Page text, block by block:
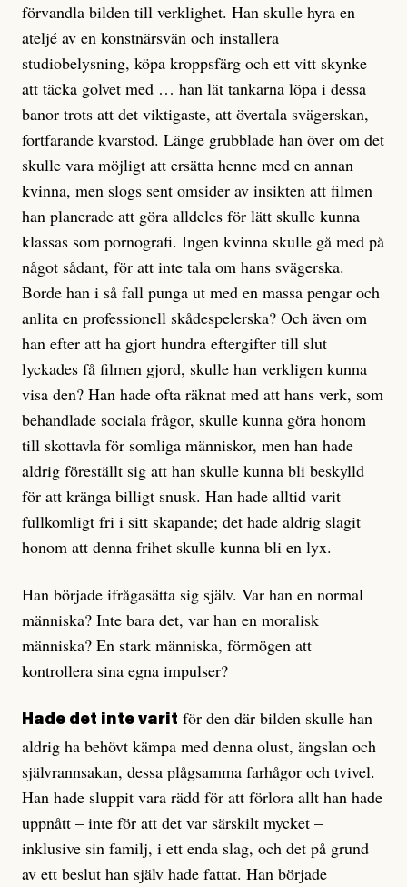
förvandla bilden till verklighet. Han skulle hyra en
ateljé av en konstnärsvän och installera
studiobelysning, köpa kroppsfärg och ett vitt skynke
att täcka golvet med … han lät tankarna löpa i dessa
banor trots att det viktigaste, att övertala svägerskan,
fortfarande kvarstod. Länge grubblade han över om det
skulle vara möjligt att ersätta henne med en annan
kvinna, men slogs sent omsider av insikten att filmen
han planerade att göra alldeles för lätt skulle kunna
klassas som pornografi. Ingen kvinna skulle gå med på
något sådant, för att inte tala om hans svägerska.
Borde han i så fall punga ut med en massa pengar och
anlita en professionell skådespelerska? Och även om
han efter att ha gjort hundra eftergifter till slut
lyckades få filmen gjord, skulle han verkligen kunna
visa den? Han hade ofta räknat med att hans verk, som
behandlade sociala frågor, skulle kunna göra honom
till skottavla för somliga människor, men han hade
aldrig föreställt sig att han skulle kunna bli beskylld
för att kränga billigt snusk. Han hade alltid varit
fullkomligt fri i sitt skapande; det hade aldrig slagit
honom att denna frihet skulle kunna bli en lyx.
Han började ifrågasätta sig själv. Var han en normal
människa? Inte bara det, var han en moralisk
människa? En stark människa, förmögen att
kontrollera sina egna impulser?
Hade det inte varit för den där bilden skulle han
aldrig ha behövt kämpa med denna olust, ängslan och
självrannsakan, dessa plågsamma farhågor och tvivel.
Han hade sluppit vara rädd för att förlora allt han hade
uppnått – inte för att det var särskilt mycket –
inklusive sin familj, i ett enda slag, och det på grund
av ett beslut han själv hade fattat. Han började